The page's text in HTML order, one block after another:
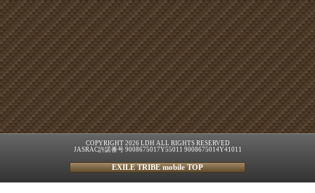
COPYRIGHT 2026 LDH ALL RIGHTS RESERVED
JASRAC許諾番号 9008675017Y55011 9008675014Y41011
EXILE TRIBE mobile TOP